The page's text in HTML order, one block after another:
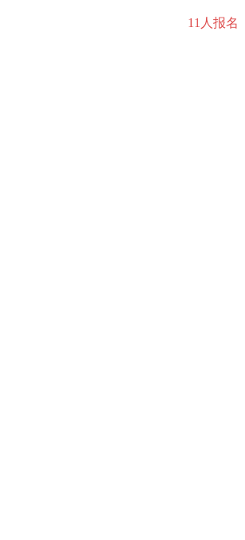
11人报名